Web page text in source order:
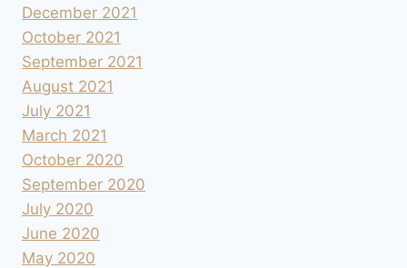
December 2021
October 2021
September 2021
August 2021
July 2021
March 2021
October 2020
September 2020
July 2020
June 2020
May 2020